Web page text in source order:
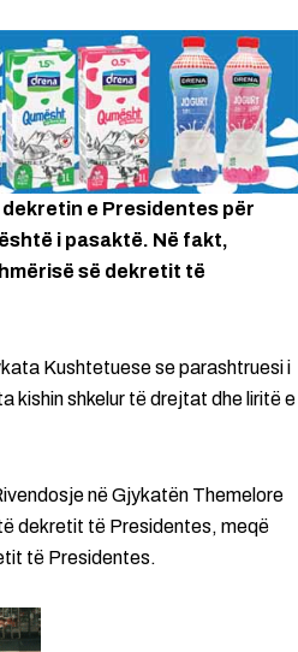
dekretin e Presidentes për
i pasaktë. Në fakt,
së dekretit të
Kushtetuese se parashtruesi i
kishin shkelur të drejtat dhe liritë e
në Gjykatën Themelore
dekretit të Presidentes, meqë
të Presidentes.